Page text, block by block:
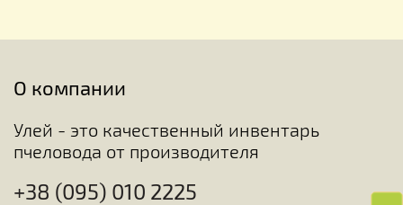
О компании
Улей - это качественный инвентарь
пчеловода от производителя
+38 (095) 010 2225